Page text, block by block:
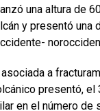
una altura de
y presentó una
a
presentó, el
en el número de